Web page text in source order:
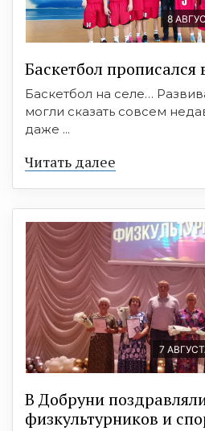
8
Баскетбол прописался
Баскетбол на селе…
могли сказать совсем
даже ...
Читать далее
7
В Добруни
физкультурников и